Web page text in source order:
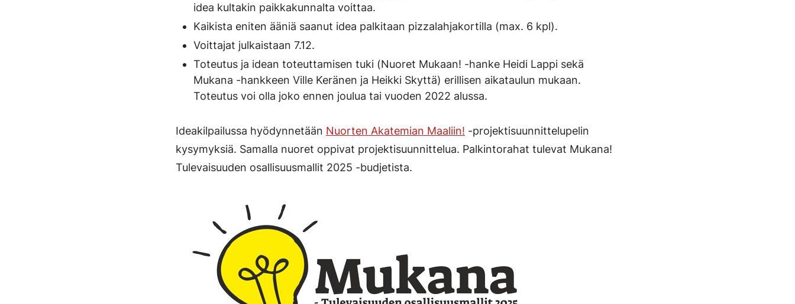
idea kultakin paikkakunnalta voittaa.
Kaikista eniten ääniä saanut idea palkitaan pizzalahjakortilla (max. 6 kpl).
Voittajat julkaistaan 7.12.
Toteutus ja idean toteuttamisen tuki (Nuoret Mukaan! -hanke Heidi Lappi sekä
Mukana -hankkeen Ville Keränen ja Heikki Skyttä) erillisen aikataulun mukaan.
Toteutus voi olla joko ennen joulua tai vuoden 2022 alussa.
Ideakilpailussa hyödynnetään Nuorten Akatemian Maaliin! -projektisuunnittelupelin
kysymyksiä. Samalla nuoret oppivat projektisuunnittelua. Palkintorahat tulevat Mukana!
Tulevaisuuden osallisuusmallit 2025 -budjetista.